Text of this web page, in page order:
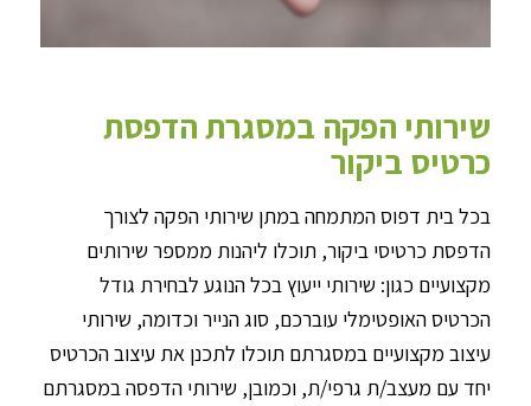
שירותי הפקה במסגרת הדפסת
כרטיס ביקור
בכל בית דפוס המתמחה במתן שירותי הפקה לצורך
הדפסת כרטיסי ביקור, תוכלו ליהנות ממספר שירותים
מקצועיים כגון: שירותי ייעוץ בכל הנוגע לבחירת גודל
הכרטיס האופטימלי עוברכם, סוג הנייר וכדומה, שירותי
עיצוב מקצועיים במסגרתם תוכלו לתכנן את עיצוב הכרטיס
יחד עם מעצב/ת גרפי/ת, וכמובן, שירותי הדפסה במסגרתם